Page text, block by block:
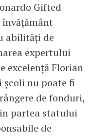
Gifted
abilități de
expertului
excelență Florian
școli nu poate fi
de fonduri,
partea statului
de